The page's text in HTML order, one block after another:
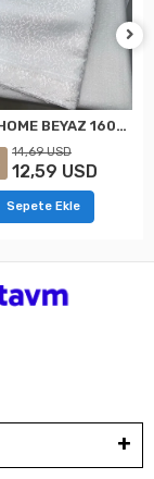
NİVEMESHOME BEYAZ 160X220 KDK FRANSIZ DANTELLİ MASA ÖRTÜSÜ
14,69 USD
12,59 USD
Sepete Ekle